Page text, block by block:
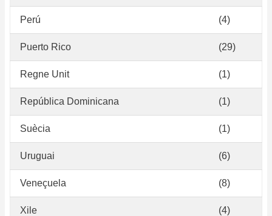
Perú (4)
Puerto Rico (29)
Regne Unit (1)
República Dominicana (1)
Suècia (1)
Uruguai (6)
Veneçuela (8)
Xile (4)